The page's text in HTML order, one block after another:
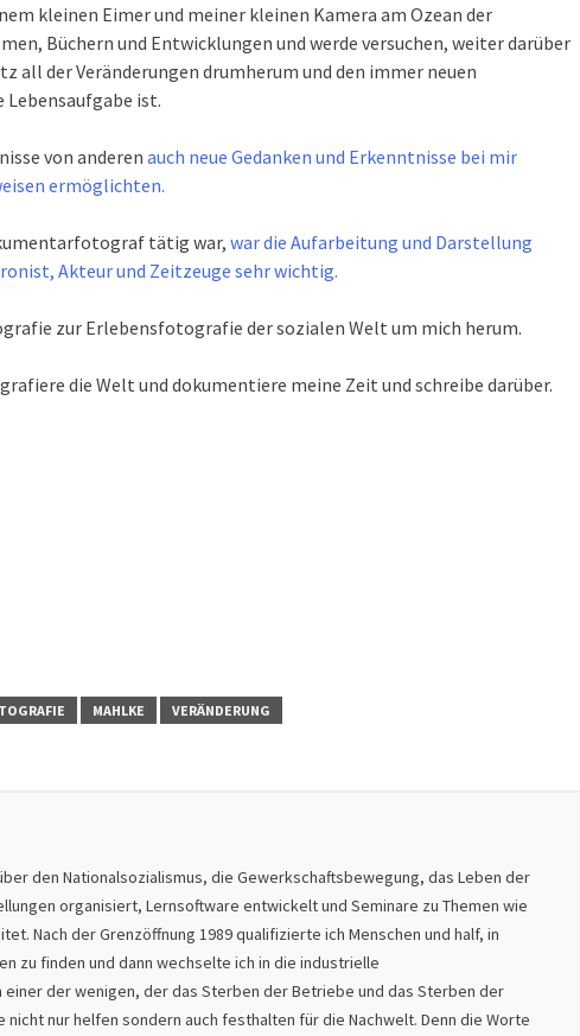
kleinen Eimer und meiner kleinen Kamera am Ozean der
Büchern und Entwicklungen und werde versuchen, weiter darüber
all der Veränderungen drumherum und den immer neuen
Lebensaufgabe ist.
von anderen auch neue Gedanken und Erkenntnisse bei mir
ermöglichten.
tätig war,war die Aufarbeitung und Darstellung
Akteur und Zeitzeuge sehr wichtig.
zur Erlebensfotografie der sozialen Welt um mich herum.
die Welt und dokumentiere meine Zeit und schreibe darüber.
MAHLKE VERÄNDERUNG
den Nationalsozialismus, die Gewerkschaftsbewegung, das Leben der
organisiert, Lernsoftware entwickelt und Seminare zu Themen wie
Nach der Grenzöffnung 1989 qualifizierte ich Menschen und half, in
zu finden und dann wechselte ich in die industrielle
der wenigen, der das Sterben der Betriebe und das Sterben der
nicht nur helfen sondern auch festhalten für die Nachwelt. Denn die Worte